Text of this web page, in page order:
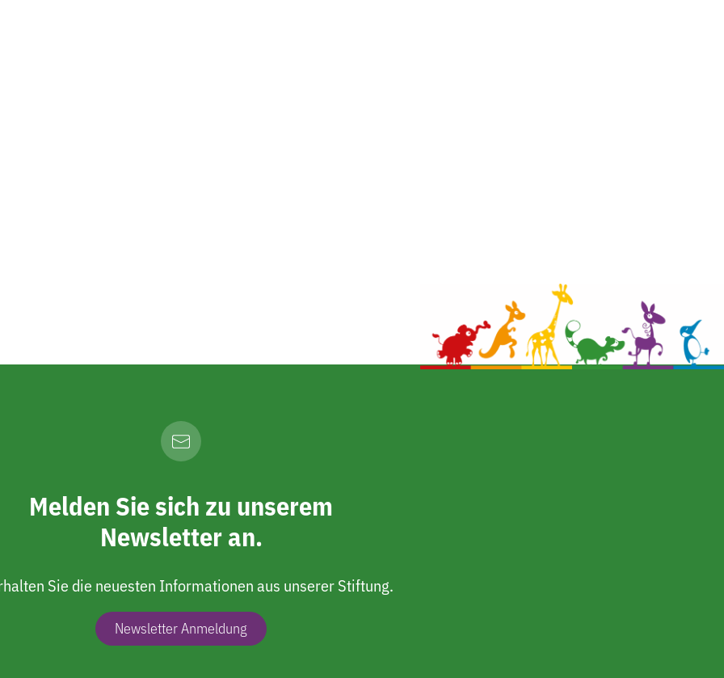
Melden Sie sich zu unserem
Newsletter an.
Sie die neuesten Informationen aus unserer Stiftung.
Newsletter Anmeldung